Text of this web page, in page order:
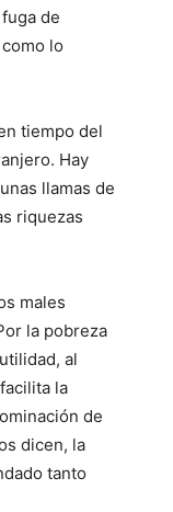
de
lo
tiempo del
Hay
llamas de
riquezas
males
la pobreza
al
la
de
dicen, la
tanto